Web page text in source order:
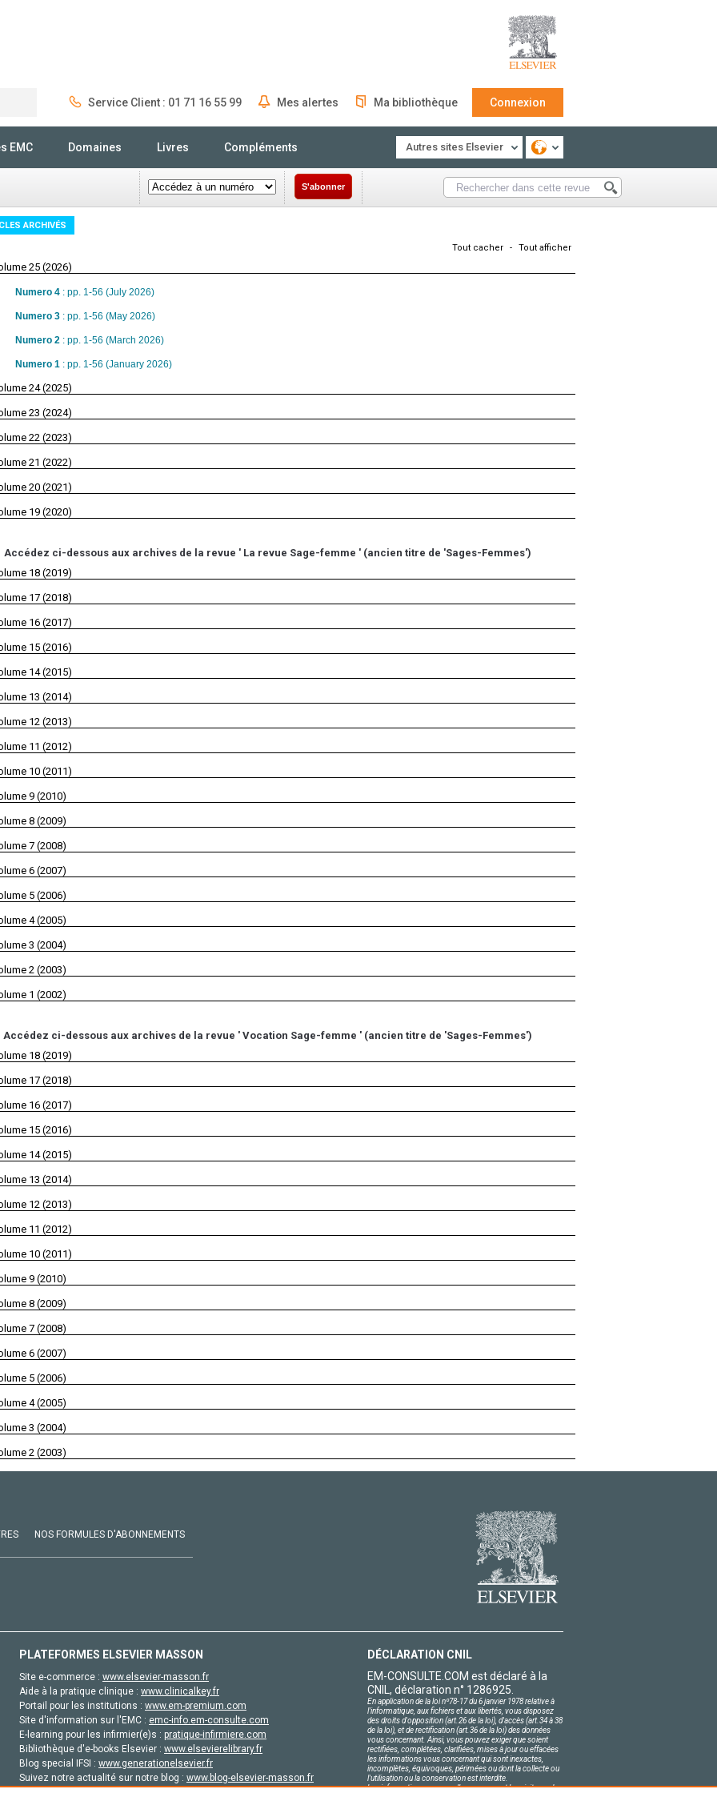
Service Client : 01 71 16 55 99 Mes alertes Ma bibliothèque Connexion
EMC Domaines Livres Compléments Autres sites Elsevier
S'abonner
ARCHIVÉS
Tout cacher - Tout afficher
25 (2026)
Numero 4 : pp. 1-56 (July 2026)
Numero 3 : pp. 1-56 (May 2026)
Numero 2 : pp. 1-56 (March 2026)
Numero 1 : pp. 1-56 (January 2026)
24 (2025)
23 (2024)
22 (2023)
21 (2022)
20 (2021)
19 (2020)
Accédez ci-dessous aux archives de la revue ' La revue Sage-femme ' (ancien titre de 'Sages-Femmes')
18 (2019)
17 (2018)
16 (2017)
15 (2016)
14 (2015)
13 (2014)
12 (2013)
11 (2012)
10 (2011)
9 (2010)
8 (2009)
7 (2008)
6 (2007)
5 (2006)
4 (2005)
3 (2004)
2 (2003)
1 (2002)
Accédez ci-dessous aux archives de la revue ' Vocation Sage-femme ' (ancien titre de 'Sages-Femmes')
18 (2019)
17 (2018)
16 (2017)
15 (2016)
14 (2015)
13 (2014)
12 (2013)
11 (2012)
10 (2011)
9 (2010)
8 (2009)
7 (2008)
6 (2007)
5 (2006)
4 (2005)
3 (2004)
2 (2003)
NOS FORMULES D'ABONNEMENTS
PLATEFORMES ELSEVIER MASSON
Site e-commerce : www.elsevier-masson.fr
Aide à la pratique clinique : www.clinicalkey.fr
Portail pour les institutions : www.em-premium.com
Site d'information sur l'EMC : emc-info.em-consulte.com
E-learning pour les infirmier(e)s : pratique-infirmiere.com
Bibliothèque d'e-books Elsevier : www.elsevierelibrary.fr
Blog special IFSI : www.generationelsevier.fr
Suivez notre actualité sur notre blog : www.blog-elsevier-masson.fr
DÉCLARATION CNIL
EM-CONSULTE.COM est déclaré à la
CNIL, déclaration n° 1286925.
En application de la loi nº78-17 du 6 janvier 1978 relative à
l'informatique, aux fichiers et aux libertés, vous disposez
des droits d'opposition (art.26 de la loi), d'accès (art.34 à 38
de la loi), et de rectification (art.36 de la loi) des données
vous concernant. Ainsi, vous pouvez exiger que soient
rectifiées, complétées, clarifiées, mises à jour ou effacées
les informations vous concernant qui sont inexactes,
incomplètes, équivoques, périmées ou dont la collecte ou
l'utilisation ou la conservation est interdite.
Les informations personnelles concernant les visiteurs de